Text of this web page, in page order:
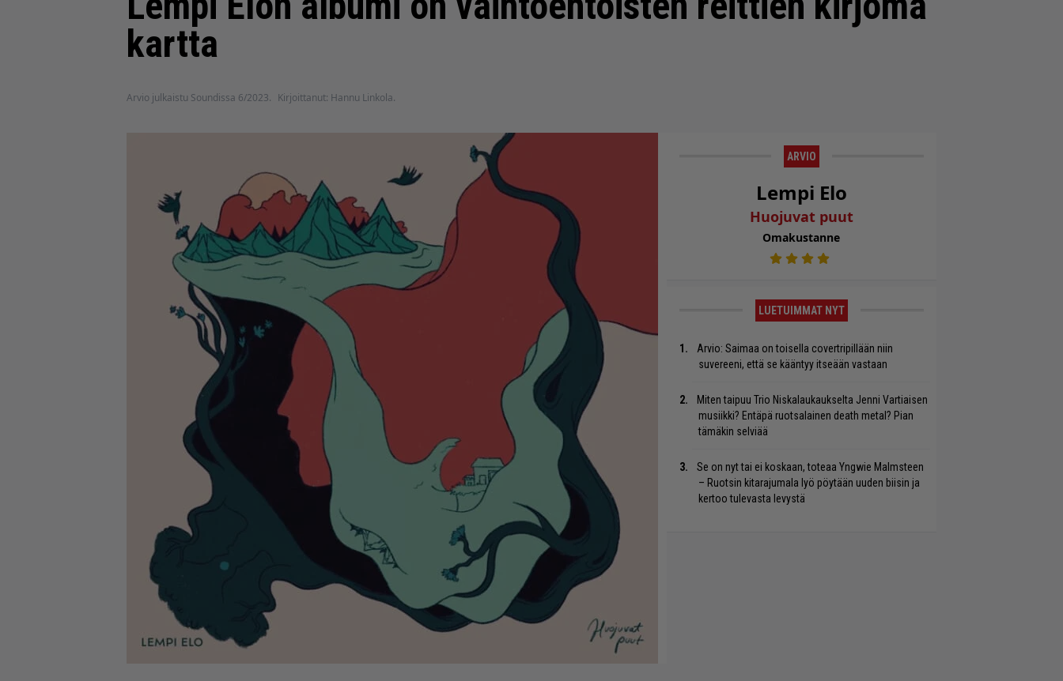
kartta
Arvio julkaistu Soundissa 6/2023. Kirjoittanut: Hannu Linkola.
ARVIO
Lempi Elo
Huojuvat puut
Omakustanne
LUETUIMMAT NYT
Arvio: Saimaa on toisella covertripillään niin
suvereeni, että se kääntyy itseään vastaan
Miten taipuu Trio Niskalaukaukselta Jenni Vartiaisen
musiikki? Entäpä ruotsalainen death metal? Pian
tämäkin selviää
Se on nyt tai ei koskaan, toteaa Yngwie Malmsteen
– Ruotsin kitarajumala lyö pöytään uuden biisin ja
kertoo tulevasta levystä